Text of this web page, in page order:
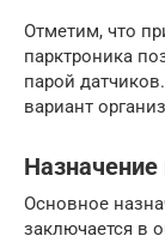
Отметим, что
парктроника
парой
вариант
Основное
заключается в